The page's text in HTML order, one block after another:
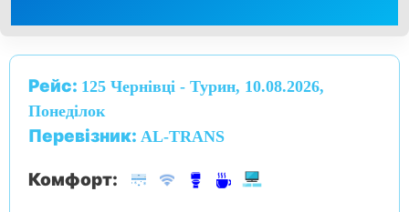
Рейс: 125 Чернівці - Турин, 10.08.2026,
Понеділок
Перевізник: AL-TRANS
Комфорт: